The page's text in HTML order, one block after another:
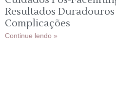
Resultados
Complicações
Continue lendo »